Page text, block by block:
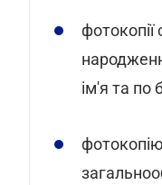
ім'я та по